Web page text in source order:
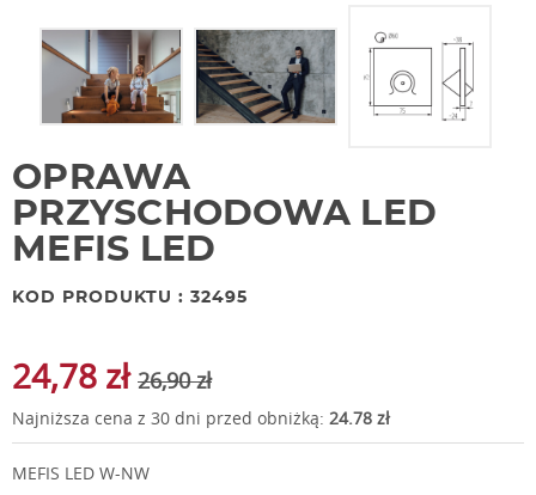
OPRAWA
PRZYSCHODOWA LED
MEFIS LED
KOD PRODUKTU : 32495
24,78 zł 26,90 zł
Najniższa cena z 30 dni przed obniżką: 24.78 zł
MEFIS LED W-NW